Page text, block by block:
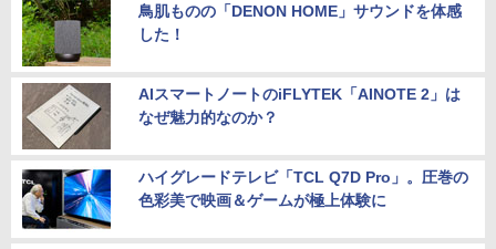
鳥肌ものの「DENON HOME」サウンドを体感
した！
AIスマートノートのiFLYTEK「AINOTE 2」は
なぜ魅力的なのか？
ハイグレードテレビ「TCL Q7D Pro」。圧巻の
色彩美で映画＆ゲームが極上体験に